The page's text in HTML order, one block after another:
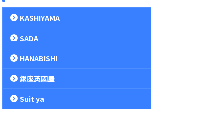
KASHIYAMA
SADA
HANABISHI
銀座英國屋
Suit ya